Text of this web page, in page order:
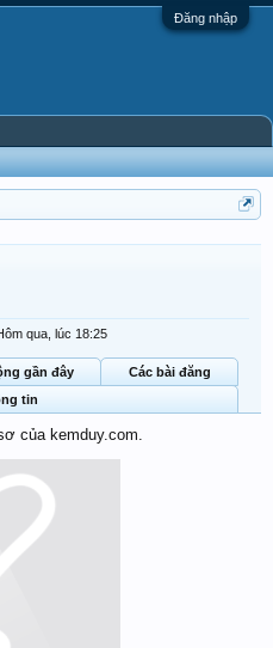
Đăng nhập
qua, lúc 18:25
gần đây
Các bài đăng
tin
của kemduy.com.